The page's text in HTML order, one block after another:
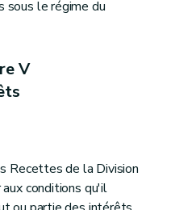
sous le régime du
V
Recettes de la Division
conditions qu'il